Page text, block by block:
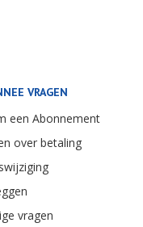
VRAGEN
een Abonnement
over betaling
vragen